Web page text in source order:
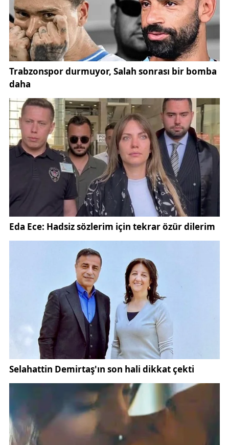
Sivas Olgunlaşma Enstitüsü Halk Bilimi usta
öğreticisi Didem Gülle , projeye dair yaptığı
açıklamada şunları söyledi:
“Divriği Ulu Cami üzerindeki motiflerin belgelenmesi
ve gelecek nesillere aktarılması için böyle bir
çalışma yaptık. Motifleri vektörel çizimlerle
hazırladık, ardından takılara işledik. İnsanlar bu
takıları hem kullanmak hem de hediye etmek için
yoğun ilgi gösteriyor.”
Gülle, ürünlerin boyutuna ve kullanılan malzemeye
göre fiyatlarının değiştiğini de sözlerine ekledi.
8 asır önce Anadolu Selçukluları döneminde inşa
edilen Divriği Ulu Camisi ve Darüşşifası , Türk-İslam
sanatının en önemli eserlerinden biri.
Bu özellikleriyle Divriği Ulu Camisi, dünya mimarlık
tarihinde eşsiz bir konuma sahiptir.
Sivas Olgunlaşma Enstitüsü’nün çalışması, Divriği
Ulu Camisi’nin motiflerini günlük hayata taşıyarak
farkındalık oluşturmayı amaçlıyor. Bu takılar, hem
turistik birer hediyelik eşya hem de kültürel kimliğin
taşıyıcısı olarak öne çıkıyor.
Vatandaşlar, satış ofislerinden hazır ürün alabiliyor
ya da kendi isteklerine göre özel sipariş verebiliyor.